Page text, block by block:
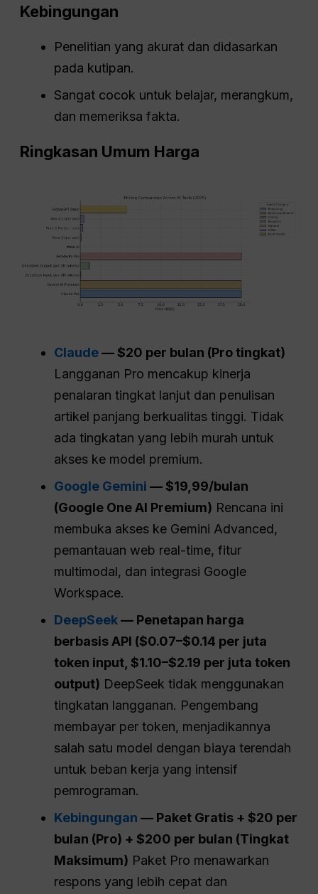
Kebingungan
Penelitian yang akurat dan didasarkan
pada kutipan.
Sangat cocok untuk belajar, merangkum,
dan memeriksa fakta.
Ringkasan Umum Harga
Claude— $20 per bulan (Protingkat)
Langganan Pro mencakup kinerja
penalaran tingkat lanjut dan penulisan
artikel panjang berkualitas tinggi. Tidak
ada tingkatan yang lebih murah untuk
akses ke model premium.
Google Gemini— $19,99/bulan
(Google One AI Premium) Rencana ini
membuka akses ke Gemini Advanced,
pemantauan web real-time, fitur
multimodal, dan integrasi Google
Workspace.
DeepSeek— Penetapan harga
berbasis API ($0.07–$0.14 per juta
token input, $1.10–$2.19 per juta token
output) DeepSeek tidak menggunakan
tingkatan langganan. Pengembang
membayar per token, menjadikannya
salah satu model dengan biaya terendah
untuk beban kerja yang intensif
pemrograman.
Kebingungan— Paket Gratis + $20 per
bulan (Pro) + $200 per bulan (Tingkat
Maksimum) Paket Pro menawarkan
respons yang lebih cepat dan